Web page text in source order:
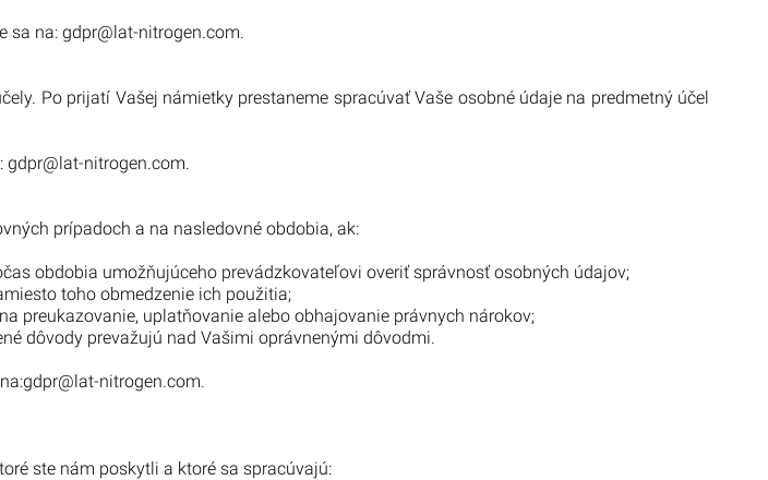
sa na: gdpr@lat-nitrogen.com.
Po prijatí Vašej námietky prestaneme spracúvať Vaše osobné údaje na predmetný účel
gdpr@lat-nitrogen.com.
prípadoch a na nasledovné obdobia, ak:
obdobia umožňujúceho prevádzkovateľovi overiť správnosť osobných údajov;
toho obmedzenie ich použitia;
preukazovanie, uplatňovanie alebo obhajovanie právnych nárokov;
dôvody prevažujú nad Vašimi oprávnenými dôvodmi.
gdpr@lat-nitrogen.com.
ste nám poskytli a ktoré sa spracúvajú: